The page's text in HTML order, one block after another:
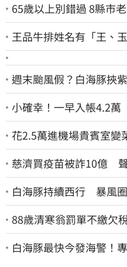
65歲以上別錯過 8縣市
王品牛排姓名有「王、
週末颱風假？白海豚挾
小確幸！一早入帳4.2
花2.5萬進機場貴賓室變
慈濟買疫苗被詐10億
白海豚持續西行 暴風
88歲清寒翁罰單不繳欠
割 家族按月代繳償債
白海豚最快今發海警！